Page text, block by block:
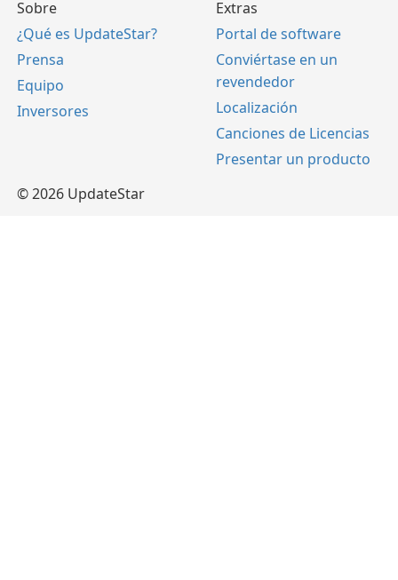
Sobre
¿Qué es UpdateStar?
Prensa
Equipo
Inversores
Extras
Portal de software
Conviértase en un
revendedor
Localización
Canciones de Licencias
Presentar un producto
© 2026 UpdateStar